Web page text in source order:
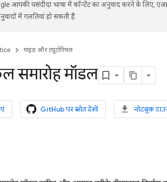
आपकी पसंदीदा भाषा में कॉन्टेंट का अनुवाद करने के लिए,
में गलतियां हो सकती हैं.
गाइड और ट्यूटोरियल
समारोह मॉडल
GitHub पर स्रोत देखें नोटबुक